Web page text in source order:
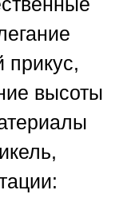
прикус,
высоты
: